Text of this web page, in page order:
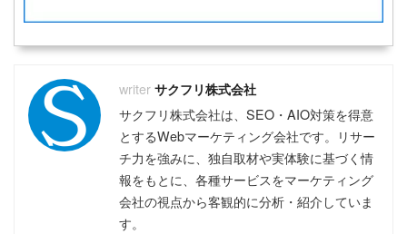
おすすめの動画編集スクール
おすすめのアフィリエイトスクール
おすすめのバーチャルオフィス
おすすめのファクタリング
おすすめの不動産クラウドファンディング
おすすめのソーシャルレンディング
おすすめの資産運用セミナー
おすすめの不動産投資セミナー
おすすめの株式投資スクール
サクフリ株式会社
サクフリ株式会社は、SEO・AIO対策を得意
とするWebマーケティング会社です。リサー
チ力を強みに、独自取材や実体験に基づく情
報をもとに、各種サービスをマーケティング
会社の視点から客観的に分析・紹介していま
す。